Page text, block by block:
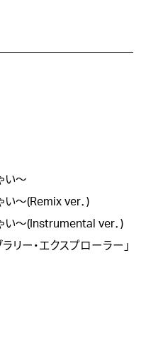
い～
～(Remix ver．)
～(Instrumental ver．)
リー・エクスプローラー」